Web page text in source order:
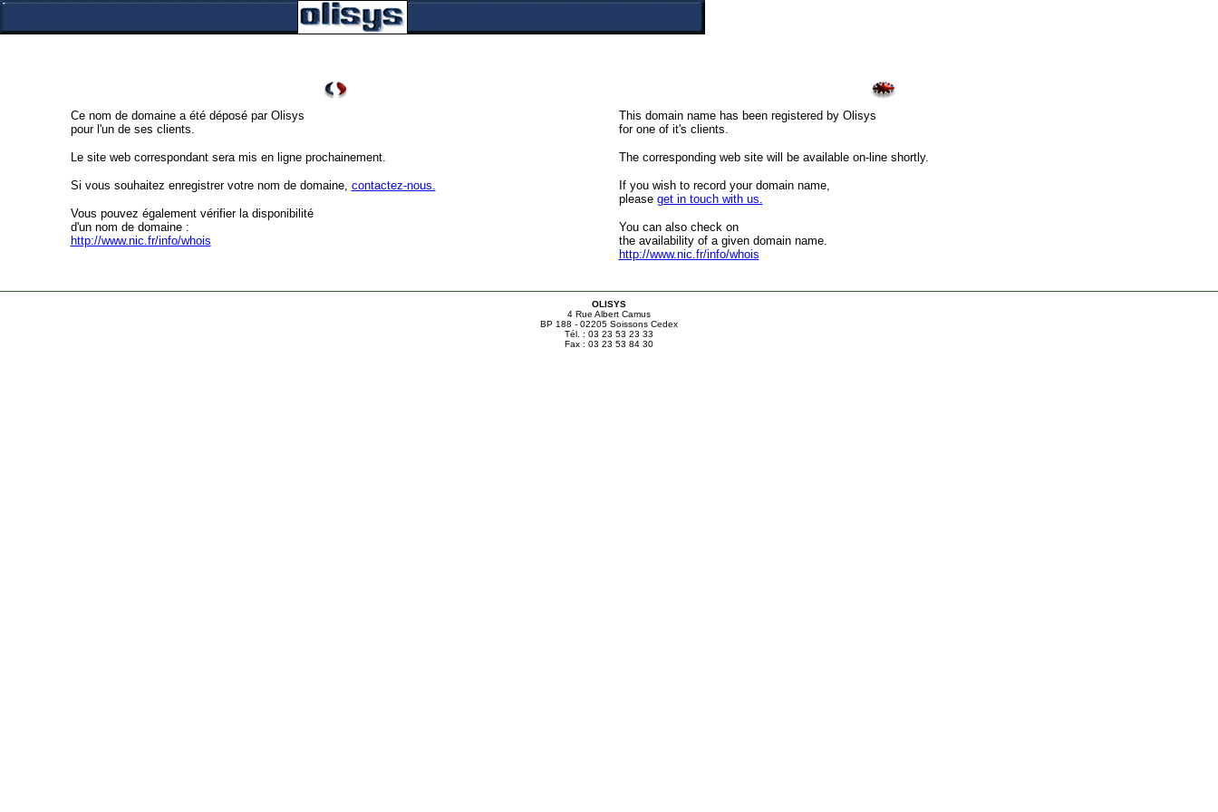
Ce nom de domaine a été déposé par Olisys
pour l'un de ses clients.
Le site web correspondant sera mis en ligne prochainement.
Si vous souhaitez enregistrer votre nom de domaine, contactez-nous.
Vous pouvez également vérifier la disponibilité
d'un nom de domaine :
http://www.nic.fr/info/whois
This domain name has been registered by Olisys
for one of it's clients.
The corresponding web site will be available on-line shortly.
If you wish to record your domain name,
please get in touch with us.
You can also check on
the availability of a given domain name.
http://www.nic.fr/info/whois
OLISYS
4 Rue Albert Camus
BP 188 - 02205 Soissons Cedex
Tél. : 03 23 53 23 33
Fax : 03 23 53 84 30